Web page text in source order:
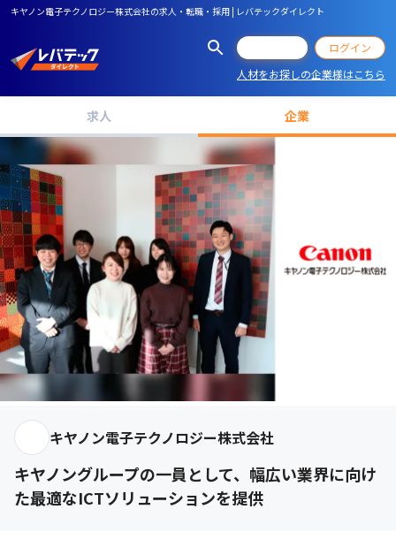
キヤノン電子テクノロジー株式会社の求人・転職・採用 | レバテックダイレクト
ログイン
人材をお探しの企業様はこちら
求人 企業
キヤノン電子テクノロジー株式会社
キヤノングループの一員として、幅広い業界に向け
た最適なICTソリューションを提供